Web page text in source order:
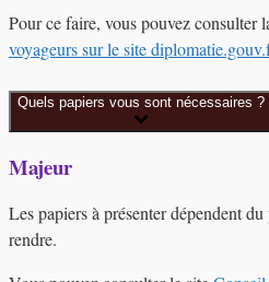
Pour ce faire, vous pouvez consulter
voyageurs sur le site
Quels papiers vous sont nécessaires ?
Majeur
Les papiers à présenter dépendent
rendre.